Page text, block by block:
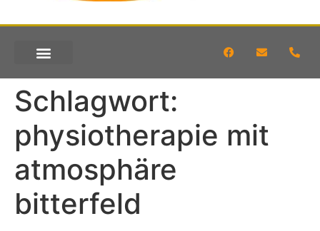
Schlagwort:
physiotherapie mit
atmosphäre
bitterfeld